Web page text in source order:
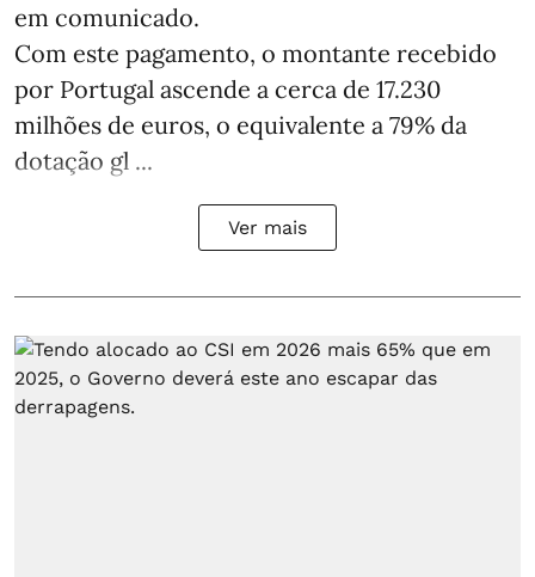
em comunicado.
Com este pagamento, o montante recebido
por Portugal ascende a cerca de 17.230
milhões de euros, o equivalente a 79% da
dotação gl ...
Ver mais